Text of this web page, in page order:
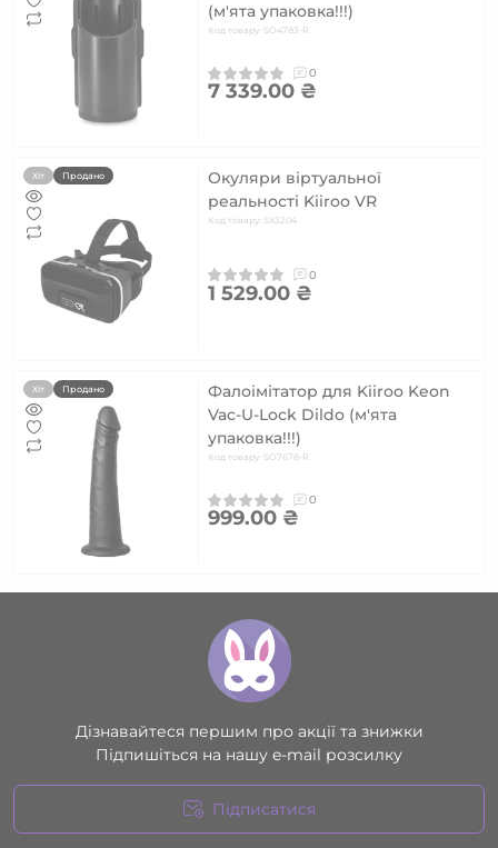
(м'ята упаковка!!!)
Код товару: SO4783-R
0
7 339.00 ₴
Хіт Продано
Окуляри віртуальної
реальності Kiiroo VR
Код товару: SX3204
0
1 529.00 ₴
Хіт Продано
Фалоімітатор для Kiiroo Keon
Vac-U-Lock Dildo (м'ята
упаковка!!!)
Код товару: SO7678-R
0
999.00 ₴
Дізнавайтеся першим про акції та знижки
Підпишіться на нашу e-mail розсилку
Підписатися